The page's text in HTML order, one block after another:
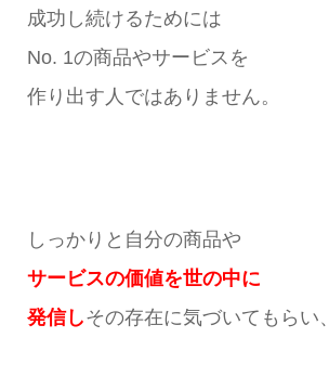
成功し続けるためには
No. 1の商品やサービスを
作り出す人ではありません。
しっかりと自分の商品や
サービスの価値を世の中に
発信しその存在に気づいてもらい、